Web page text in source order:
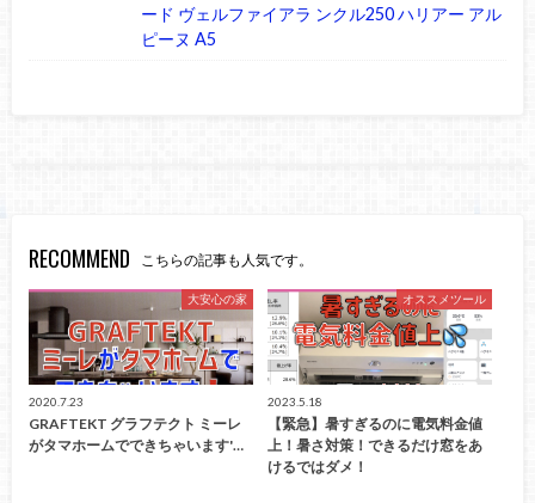
ード ヴェルファイアラ ンクル250 ハリアー アル
ピーヌ A5
RECOMMEND こちらの記事も人気です。
大安心の家
2020.7.23
GRAFTEKT グラフテクト ミーレ
がタマホームでできちゃいます'…
オススメツール
2023.5.18
【緊急】暑すぎるのに電気料金値
上！暑さ対策！できるだけ窓をあ
けるではダメ！